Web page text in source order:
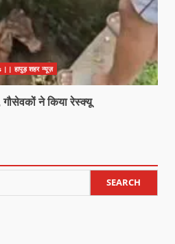
हापुड़ शहर न्यूज़
गौसेवकों ने किया रेस्क्यू
SEARCH